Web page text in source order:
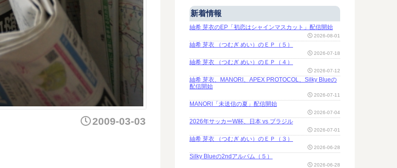
2009-03-03
新着情報
紬希 芽衣のEP「初恋はシャインマスカット」配信開始
2026-08-01
紬希 芽衣 （つむぎ めい）のＥＰ（５）
2026-07-18
紬希 芽衣 （つむぎ めい）のＥＰ（４）
2026-07-12
紬希 芽衣、MANORI、APEX PROTOCOL、Silky Blueの
配信開始
2026-07-11
MANORI「未送信の夏」配信開始
2026-07-04
2026年サッカーW杯、日本 vs ブラジル
2026-07-01
紬希 芽衣 （つむぎ めい）のＥＰ（３）
2026-06-28
Silky Blueの2ndアルバム（５）
2026-06-28